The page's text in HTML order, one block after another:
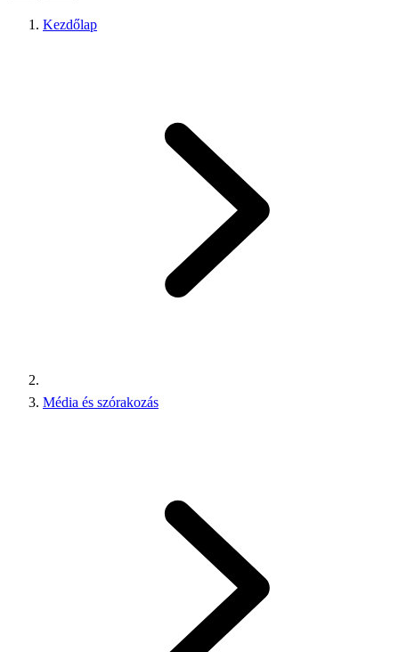
Kezdőlap
Média és szórakozás